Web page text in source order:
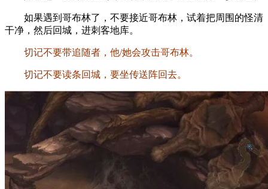
如果遇到哥布林了，不要接近哥布林，试着把周围的怪清
干净，然后回城，进刺客地库。
切记不要带追随者，他/她会攻击哥布林。
切记不要读条回城，要坐传送阵回去。